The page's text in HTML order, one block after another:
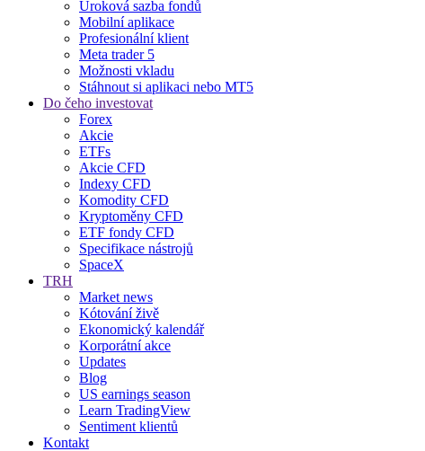
Úroková sazba fondů
Mobilní aplikace
Profesionální klient
Meta trader 5
Možnosti vkladu
Stáhnout si aplikaci nebo MT5
Do čeho investovat
Forex
Akcie
ETFs
Akcie CFD
Indexy CFD
Komodity CFD
Kryptoměny CFD
ETF fondy CFD
Specifikace nástrojů
SpaceX
TRH
Market news
Kótování živě
Ekonomický kalendář
Korporátní akce
Updates
Blog
US earnings season
Learn TradingView
Sentiment klientů
Kontakt